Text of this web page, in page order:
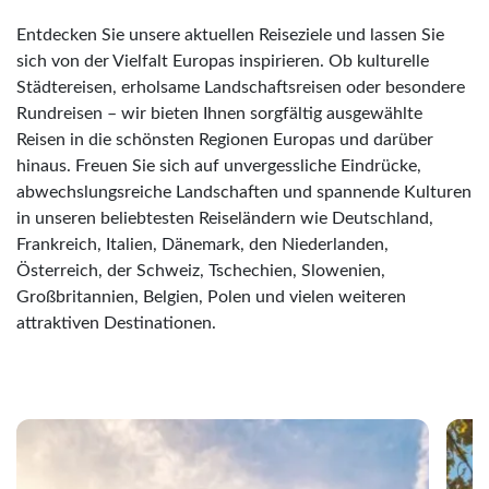
Entdecken Sie unsere aktuellen Reiseziele und lassen Sie
sich von der Vielfalt Europas inspirieren. Ob kulturelle
Städtereisen, erholsame Landschaftsreisen oder besondere
Rundreisen – wir bieten Ihnen sorgfältig ausgewählte
Reisen in die schönsten Regionen Europas und darüber
hinaus. Freuen Sie sich auf unvergessliche Eindrücke,
abwechslungsreiche Landschaften und spannende Kulturen
in unseren beliebtesten Reiseländern wie Deutschland,
Frankreich, Italien, Dänemark, den Niederlanden,
Österreich, der Schweiz, Tschechien, Slowenien,
Großbritannien, Belgien, Polen und vielen weiteren
attraktiven Destinationen.